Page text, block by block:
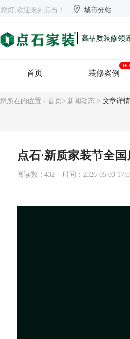
欢迎来到点石  长沙 【切换】
您好,欢迎来到点石！  城市分站
| 高品质装修领
首页 装修案例
您所在的位置： 首页 > 新闻动态 > 文章详情
点石·新质家装节全
阅读数：432 时间：2026-05-03